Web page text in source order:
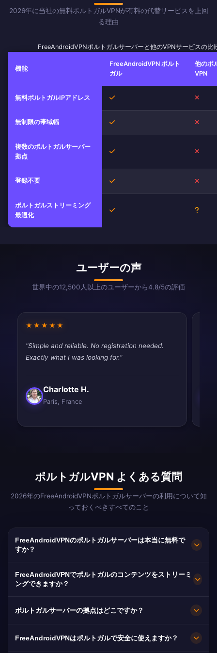
2026年に当社の無料ポルトガルVPNが有料の代替サービスを上回
る理由
FreeAndroidVPNポルトガルサーバーと他のVPNサービスの比
機能
FreeAndroidVPN ポルト
ガル
他のポ
VPN
無料ポルトガルIPアドレス はい
無制限の帯域幅 はい
複数のポルトガルサーバー
拠点
はい
登録不要 はい
ポルトガルストリーミング
最適化
はい
ユーザーの声
世界中の12,500人以上のユーザーから4.8/5の評価
★★★★★
"Simple and reliable. No registration needed.
Exactly what I was looking for."
Charlotte H.
Paris, France
ポルトガルVPN よくある質問
2026年のFreeAndroidVPNポルトガルサーバーの利用について知
っておくべきすべてのこと
FreeAndroidVPNのポルトガルサーバーは本当に無料で
すか？
はい！FreeAndroidVPNポルトガルサーバーは
100%無料です。世界中の2億5,000万人以上のポ
FreeAndroidVPNでポルトガルのコンテンツをストリーミ
ングできますか？
されており、スムーズなポルトガル語ストリーミ
ポルトガルサーバーの拠点はどこですか？
ポルトガル全土で複数の高速サーバーを維持して
FreeAndroidVPNはポルトガルで安全に使えますか？